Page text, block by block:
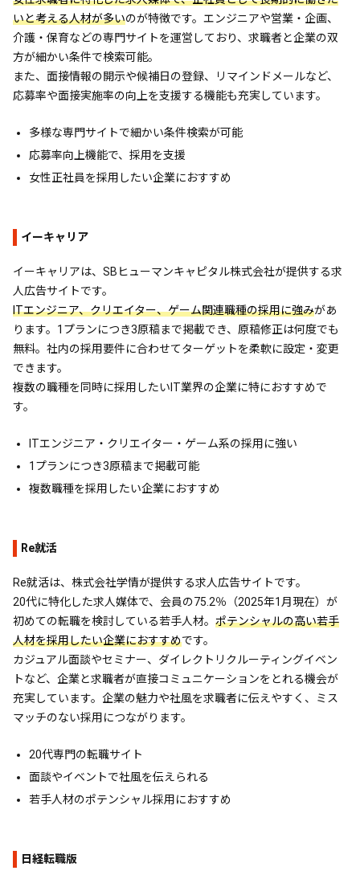
いと考える人材が多いのが特徴です。エンジニアや営業・企画、
介護・保育などの専門サイトを運営しており、求職者と企業の双
方が細かい条件で検索可能。
また、面接情報の開示や候補日の登録、リマインドメールなど、
応募率や面接実施率の向上を支援する機能も充実しています。
多様な専門サイトで細かい条件検索が可能
応募率向上機能で、採用を支援
女性正社員を採用したい企業におすすめ
イーキャリア
イーキャリアは、SBヒューマンキャピタル株式会社が提供する求
人広告サイトです。
ITエンジニア、クリエイター、ゲーム関連職種の採用に強みがあ
ります。1プランにつき3原稿まで掲載でき、原稿修正は何度でも
無料。社内の採用要件に合わせてターゲットを柔軟に設定・変更
できます。
複数の職種を同時に採用したいIT業界の企業に特におすすめで
す。
ITエンジニア・クリエイター・ゲーム系の採用に強い
1プランにつき3原稿まで掲載可能
複数職種を採用したい企業におすすめ
Re就活
Re就活は、株式会社学情が提供する求人広告サイトです。
20代に特化した求人媒体で、会員の75.2％（2025年1月現在）が
初めての転職を検討している若手人材。 ポテンシャルの高い若手
人材を採用したい企業におすすめです。
カジュアル面談やセミナー、ダイレクトリクルーティングイベン
トなど、企業と求職者が直接コミュニケーションをとれる機会が
充実しています。企業の魅力や社風を求職者に伝えやすく、ミス
マッチのない採用につながります。
20代専門の転職サイト
面談やイベントで社風を伝えられる
若手人材のポテンシャル採用におすすめ
日経転職版